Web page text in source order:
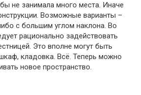
не занимала много места. Иначе
Возможные варианты –
с большим углом наклона. Во
рационально задействовать
Это вполне могут быть
кладовка. Всё. Теперь можно
новое пространство.